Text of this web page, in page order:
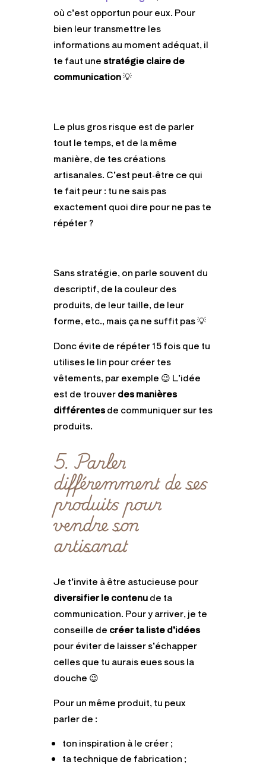
où c’est opportun pour eux. Pour
bien leur transmettre les
informations au moment adéquat, il
te faut unestratégie claire de
communication💡
Le plus gros risque est de parler
tout le temps, et de la même
manière, de tes créations
artisanales. C’est peut-être ce qui
te fait peur : tu ne sais pas
exactement quoi dire pour ne pas te
répéter ?
Sans stratégie, on parle souvent du
descriptif, de la couleur des
produits, de leur taille, de leur
forme, etc., mais ça ne suffit pas 💡
Donc évite de répéter 15 fois que tu
utilises le lin pour créer tes
vêtements, par exemple 😉 L’idée
est de trouverdes manières
différentesde communiquer sur tes
produits.
5. Parler
différemment de ses
produits pour
vendre son
artisanat
Je t’invite à être astucieuse pour
diversifier le contenude ta
communication. Pour y arriver, je te
conseille de créer ta liste d’idées
pour éviter de laisser s’échapper
celles que tu aurais eues sous la
douche 😉
Pour un même produit, tu peux
parler de :
ton inspiration à le créer ;
ta technique de fabrication ;